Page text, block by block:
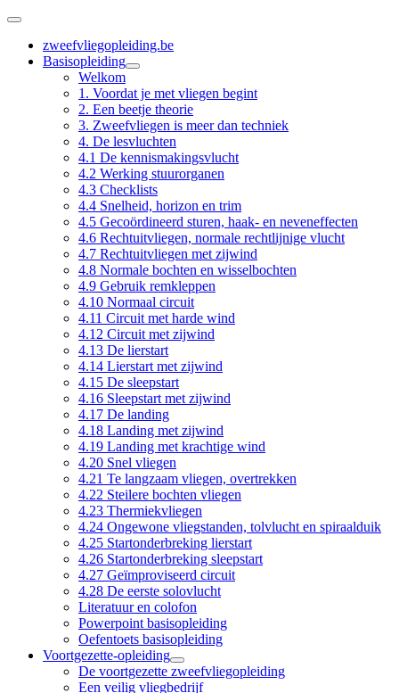
zweefvliegopleiding.be
Basisopleiding
Welkom
1. Voordat je met vliegen begint
2. Een beetje theorie
3. Zweefvliegen is meer dan techniek
4. De lesvluchten
4.1 De kennismakingsvlucht
4.2 Werking stuurorganen
4.3 Checklists
4.4 Snelheid, horizon en trim
4.5 Gecoördineerd sturen, haak- en neveneffecten
4.6 Rechtuitvliegen, normale rechtlijnige vlucht
4.7 Rechtuitvliegen met zijwind
4.8 Normale bochten en wisselbochten
4.9 Gebruik remkleppen
4.10 Normaal circuit
4.11 Circuit met harde wind
4.12 Circuit met zijwind
4.13 De lierstart
4.14 Lierstart met zijwind
4.15 De sleepstart
4.16 Sleepstart met zijwind
4.17 De landing
4.18 Landing met zijwind
4.19 Landing met krachtige wind
4.20 Snel vliegen
4.21 Te langzaam vliegen, overtrekken
4.22 Steilere bochten vliegen
4.23 Thermiekvliegen
4.24 Ongewone vliegstanden, tolvlucht en spiraalduik
4.25 Startonderbreking lierstart
4.26 Startonderbreking sleepstart
4.27 Geïmproviseerd circuit
4.28 De eerste solovlucht
Literatuur en colofon
Powerpoint basisopleiding
Oefentoets basisopleiding
Voortgezette-opleiding
De voortgezette zweefvliegopleiding
Een veilig vliegbedrijf